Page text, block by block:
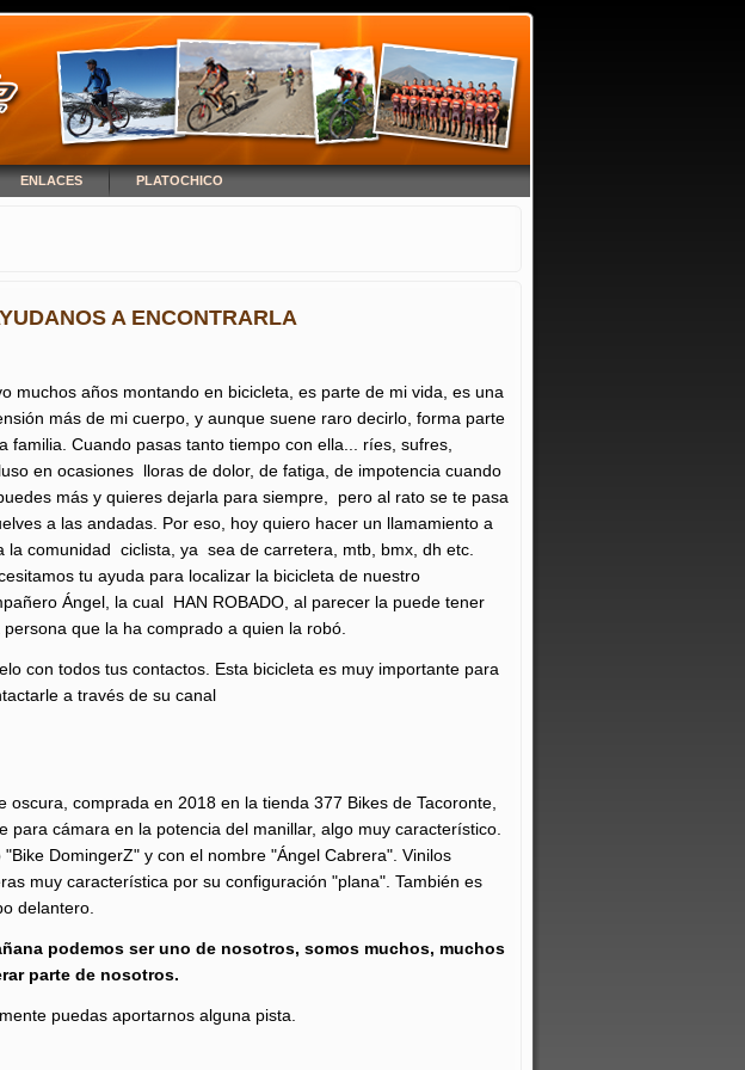
ENLACES PLATOCHICO
A ENCONTRARLA
muchos años montando en bicicleta, es parte de mi vida, es una
más de mi cuerpo, y aunque suene raro decirlo, forma parte
familia. Cuando pasas tanto tiempo con ella... ríes, sufres,
en ocasiones lloras de dolor, de fatiga, de impotencia cuando
más y quieres dejarla para siempre, pero al rato se te pasa
a las andadas. Por eso, hoy quiero hacer un llamamiento a
la comunidad ciclista, ya sea de carretera, mtb, bmx, dh etc.
tu ayuda para localizar la bicicleta de nuestro
Ángel, la cual HAN ROBADO, al parecer la puede tener
persona que la ha comprado a quien la robó.
con todos tus contactos. Esta bicicleta es muy importante para
a través de su canal
oscura, comprada en 2018 en la tienda 377 Bikes de Tacoronte,
para cámara en la potencia del manillar, algo muy característico.
DomingerZ" y con el nombre "Ángel Cabrera". Vinilos
muy característica por su configuración "plana". También es
delantero.
podemos ser uno de nosotros, somos muchos, muchos
parte de nosotros.
puedas aportarnos alguna pista.